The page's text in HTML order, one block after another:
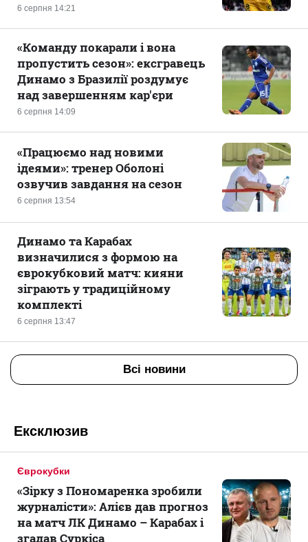
6 серпня 14:21
6 серпня 14:09
«Команду покарали і вона
пропустить сезон»: ексгравець
Динамо з Бразилії роздумує
над завершенням кар'єри
6 серпня 13:54
«Працюємо над новими
ідеями»: тренер Оболоні
озвучив завдання на сезон
6 серпня 13:47
Динамо та Карабах
визначилися з формою на
єврокубковий матч: кияни
зіграють у традиційному
комплекті
Всі новини
Ексклюзив
Єврокубки
«Зірку з Пономаренка зробили
журналісти»: Алієв дав прогноз
на матч ЛК Динамо – Карабах і
згадав Суркіса